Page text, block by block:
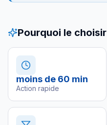
Pourquoi le choisir
moins de 60 min
Action rapide